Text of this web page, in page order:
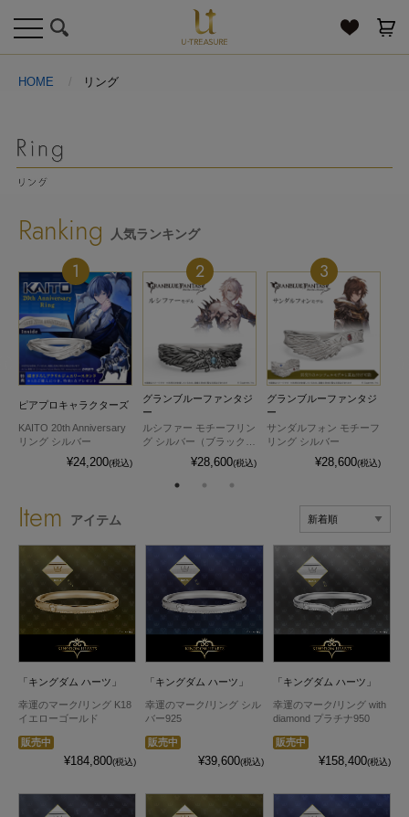
toggle
navigation
HOME リング
Ranking 人気ランキング
1
ピアプロキャラクターズ
KAITO 20th Anniversary
リング シルバー
¥24,200(税込)
2
グランブルーファンタジ
ー
ルシファー モチーフリン
グ シルバー（ブラックコ
ーティング）¥28,600(税込)
3
グランブルーファンタジ
ー
サンダルフォン モチーフ
リング シルバー
¥28,600(税込)
Item アイテム
「キングダム ハーツ」
幸運のマーク/リング K18
イエローゴールド
販売中
¥184,800(税込)
「キングダム ハーツ」
幸運のマーク/リング シル
バー925
販売中
¥39,600(税込)
「キングダム ハーツ」
幸運のマーク/リング with
diamond プラチナ950
販売中
¥158,400(税込)